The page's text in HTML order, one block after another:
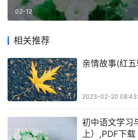
02-12
相关推荐
亲情故事(红
2023-02-20
初中语文学习
上）,PDF下载